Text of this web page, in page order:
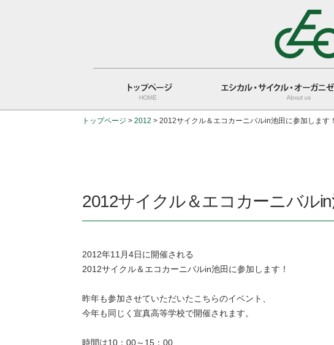
トップページ > 2012 > 2012サイクル＆エコカーニバルin池田に参加します！
2012サイクル＆エコカーニバル
2012年11月4日に開催される
2012サイクル＆エコカーニバルin池田に参加します！
昨年も参加させていただいたこちらのイベント、
今年も同じく宣真高等学校で開催されます。
時間は10：00～15：00